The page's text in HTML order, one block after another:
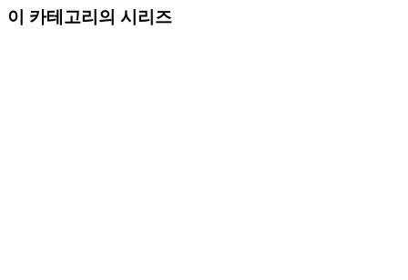
이 카테고리의 시리즈